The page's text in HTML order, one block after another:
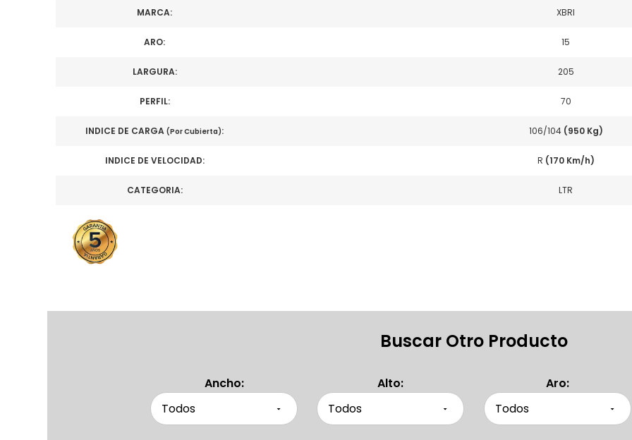
MARCA: XBRI
ARO: 15
LARGURA: 205
PERFIL: 70
INDICE DE CARGA(Por Cubierta): 106/104 (950 Kg)
INDICE DE VELOCIDAD: R (170 Km/h)
CATEGORIA: LTR
Buscar Otro Producto
Ancho: Alto: Aro: